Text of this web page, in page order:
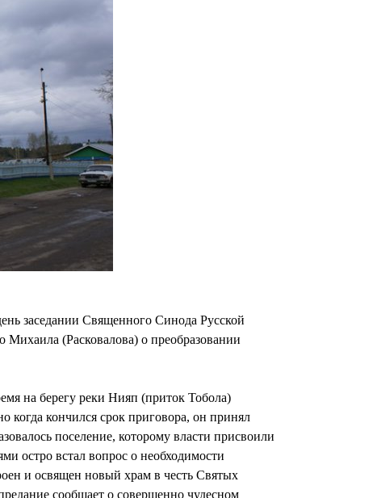
заседании Священного Синода Русской
(Расковалова) о преобразовании
на берегу реки Нияп (приток Тобола)
когда кончился срок приговора, он принял
поселение, которому власти присвоили
остро встал вопрос о необходимости
и освящен новый храм в честь Святых
сообщает о совершенно чудесном